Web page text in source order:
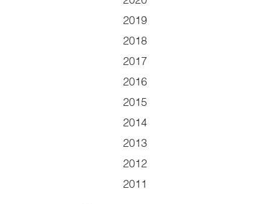
2019
2018
2017
2016
2015
2014
2013
2012
2011